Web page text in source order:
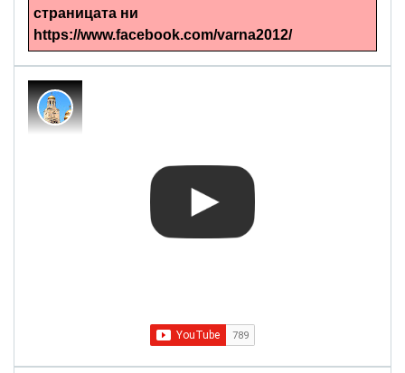
страницата ни
https://www.facebook.com/varna2012/